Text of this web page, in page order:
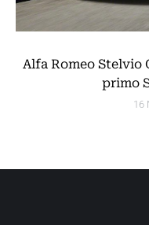
Alfa Romeo Stelvio
primo
16